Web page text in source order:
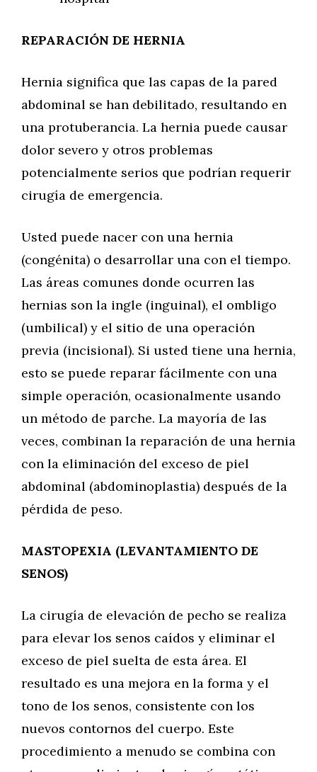
REPARACIÓN DE HERNIA
Hernia significa que las capas de la pared
abdominal se han debilitado, resultando en
una protuberancia. La hernia puede causar
dolor severo y otros problemas
potencialmente serios que podrían requerir
cirugía de emergencia.
Usted puede nacer con una hernia
(congénita) o desarrollar una con el tiempo.
Las áreas comunes donde ocurren las
hernias son la ingle (inguinal), el ombligo
(umbilical) y el sitio de una operación
previa (incisional). Si usted tiene una hernia,
esto se puede reparar fácilmente con una
simple operación, ocasionalmente usando
un método de parche. La mayoría de las
veces, combinan la reparación de una hernia
con la eliminación del exceso de piel
abdominal (abdominoplastia) después de la
pérdida de peso.
MASTOPEXIA (LEVANTAMIENTO DE
SENOS)
La cirugía de elevación de pecho se realiza
para elevar los senos caídos y eliminar el
exceso de piel suelta de esta área. El
resultado es una mejora en la forma y el
tono de los senos, consistente con los
nuevos contornos del cuerpo. Este
procedimiento a menudo se combina con